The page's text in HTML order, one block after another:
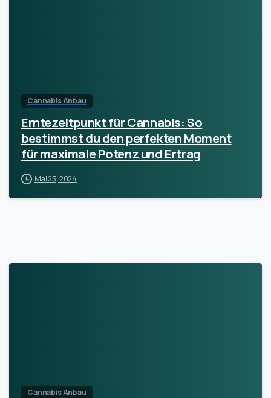
Cannabis Anbau
Erntezeitpunkt für Cannabis: So
bestimmst du den perfekten Moment
für maximale Potenz und Ertrag
Mai 23, 2024
Cannabis Anbau